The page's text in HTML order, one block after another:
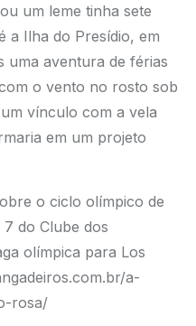
um leme tinha sete
a Ilha do Presídio, em
uma aventura de férias
o vento no rosto sob
vínculo com a vela
em um projeto
o ciclo olímpico de
do Clube dos
olímpica para Los
a-
rosa/